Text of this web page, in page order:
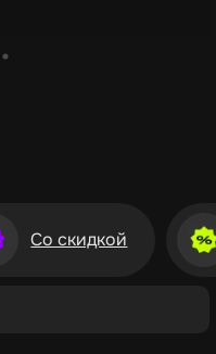
Со скидкой